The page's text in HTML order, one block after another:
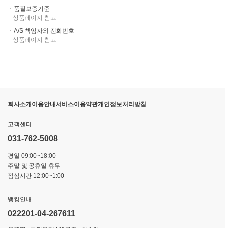
ㆍ품질보증기준
상품페이지 참고
ㆍA/S 책임자와 전화번호
상품페이지 참고
회사소개 이용안내서비스이용약관개인정보처리방침
고객센터
031-762-5008
평일 09:00~18:00
주말 및 공휴일 휴무
점심시간 12:00~1:00
뱅킹안내
022201-04-267611